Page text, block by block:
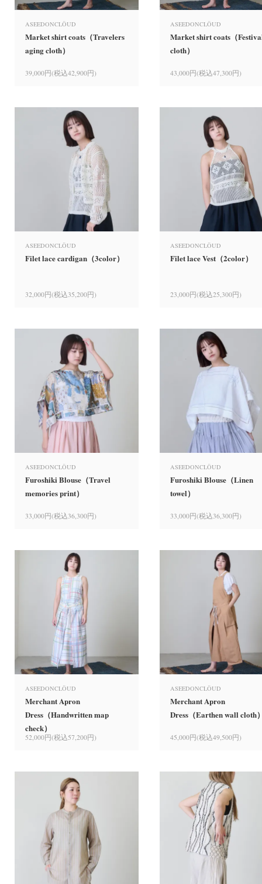
ASEEDONCLÖUD
Market shirt coats（Travelers
aging cloth）
39,000円(税込42,900円)
ASEEDONCLÖUD
Market shirt coats（
cloth）
43,000円(税込47,300円)
ASEEDONCLÖUD
Filet lace cardigan（3color）
32,000円(税込35,200円)
ASEEDONCLÖUD
Filet lace Vest（2color）
23,000円(税込25,300円)
ASEEDONCLÖUD
Furoshiki Blouse（Travel
memories print）
33,000円(税込36,300円)
ASEEDONCLÖUD
Furoshiki Blouse（Linen
towel）
33,000円(税込36,300円)
ASEEDONCLÖUD
Merchant Apron
Dress（Handwritten map
check）
52,000円(税込57,200円)
ASEEDONCLÖUD
Merchant Apron
Dress（Earthen wall cloth
45,000円(税込49,500円)